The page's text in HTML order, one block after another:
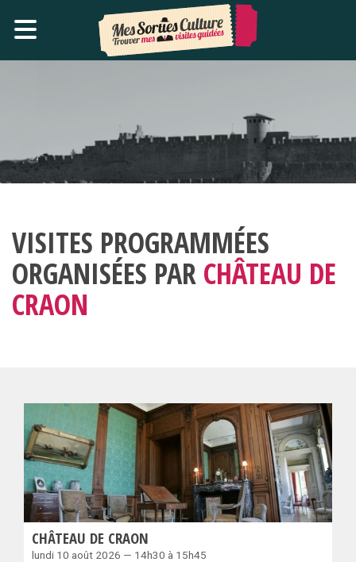
VISITES PROGRAMMÉES
ORGANISÉES PAR CHÂTEAU DE
CRAON
CHÂTEAU DE CRAON
lundi 10 août 2026 — 14h30 à 15h45